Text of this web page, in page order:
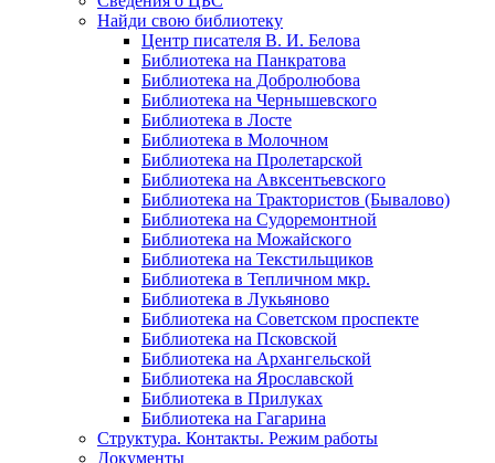
Найди свою библиотеку
Центр писателя В. И. Белова
Библиотека на Панкратова
Библиотека на Добролюбова
Библиотека на Чернышевского
Библиотека в Лосте
Библиотека в Молочном
Библиотека на Пролетарской
Библиотека на Авксентьевского
Библиотека на Трактористов (Бывалово)
Библиотека на Судоремонтной
Библиотека на Можайского
Библиотека на Текстильщиков
Библиотека в Тепличном мкр.
Библиотека в Лукьяново
Библиотека на Советском проспекте
Библиотека на Псковской
Библиотека на Архангельской
Библиотека на Ярославской
Библиотека в Прилуках
Библиотека на Гагарина
Структура. Контакты. Режим работы
Документы